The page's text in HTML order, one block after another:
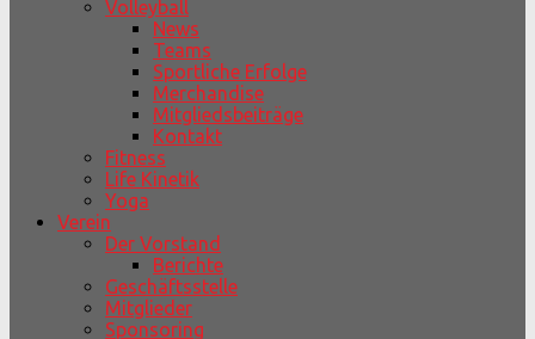
Volleyball
News
Teams
Sportliche Erfolge
Merchandise
Mitgliedsbeiträge
Kontakt
Fitness
Life Kinetik
Yoga
Verein
Der Vorstand
Berichte
Geschäftsstelle
Mitglieder
Sponsoring